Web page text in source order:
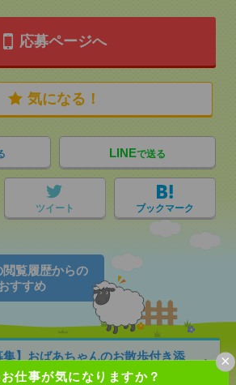
仕事が気になりますか？
×
応募ページへ
気になる！
LINEで送る
ツイート ブックマーク
閲覧履歴からの
すすめ
集】おばあちゃんのお散歩付き添
遣]